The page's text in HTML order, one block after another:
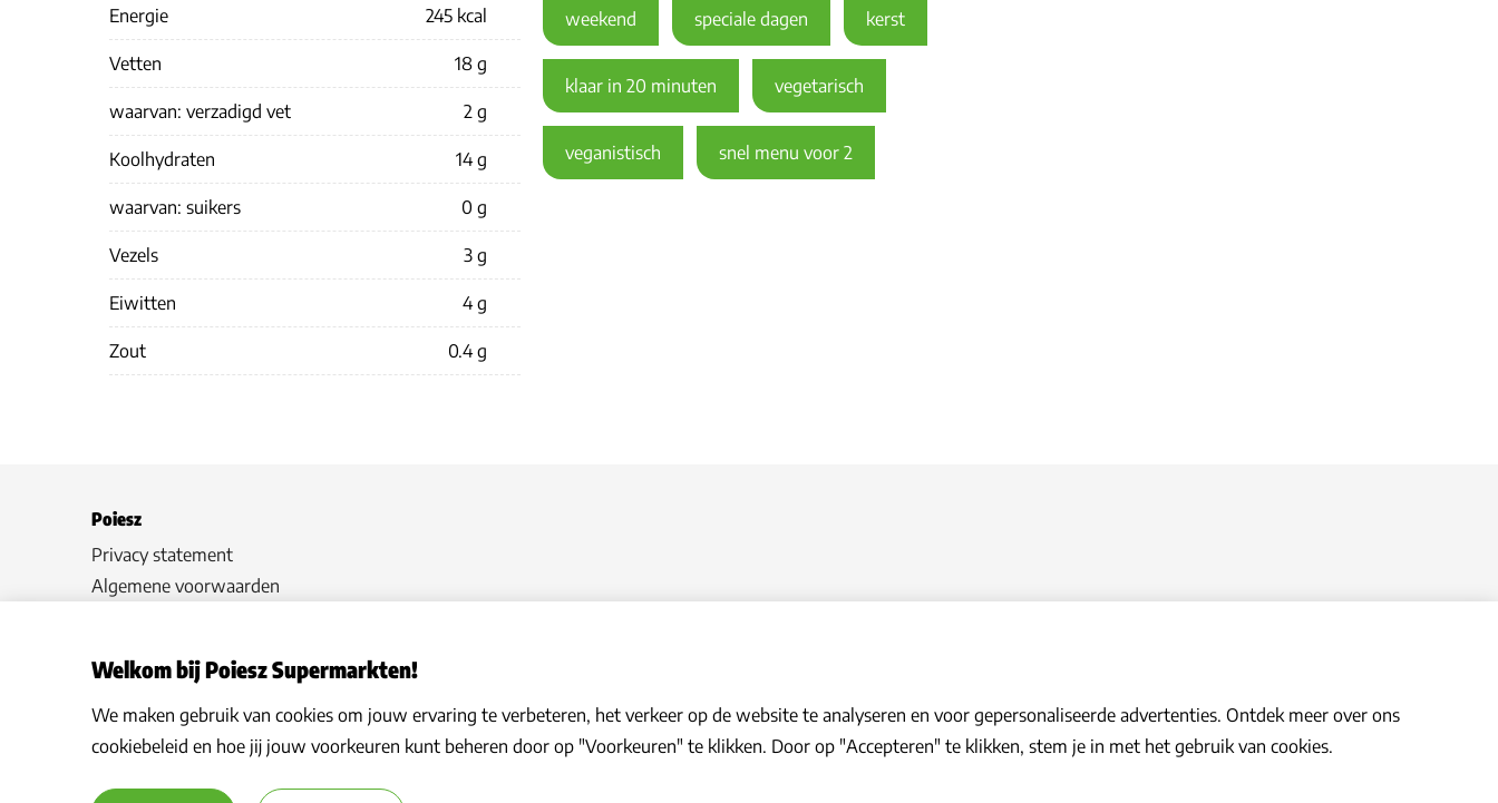
Energie 245 kcal
Vetten 18 g
waarvan: verzadigd vet 2 g
Koolhydraten 14 g
waarvan: suikers 0 g
Vezels 3 g
Eiwitten 4 g
Zout 0.4 g
weekend speciale dagen kerst
klaar in 20 minuten vegetarisch
veganistisch snel menu voor 2
Poiesz
Privacy statement
Algemene voorwaarden
Cookies
Welkom bij Poiesz Supermarkten!
We maken gebruik van cookies om jouw ervaring te verbeteren, het verkeer op de website te analyseren en voor gepersonaliseerde advertenties. Ontdek meer over ons
cookiebeleid en hoe jij jouw voorkeuren kunt beheren door op "Voorkeuren" te klikken. Door op "Accepteren" te klikken, stem je in met het gebruik van cookies.